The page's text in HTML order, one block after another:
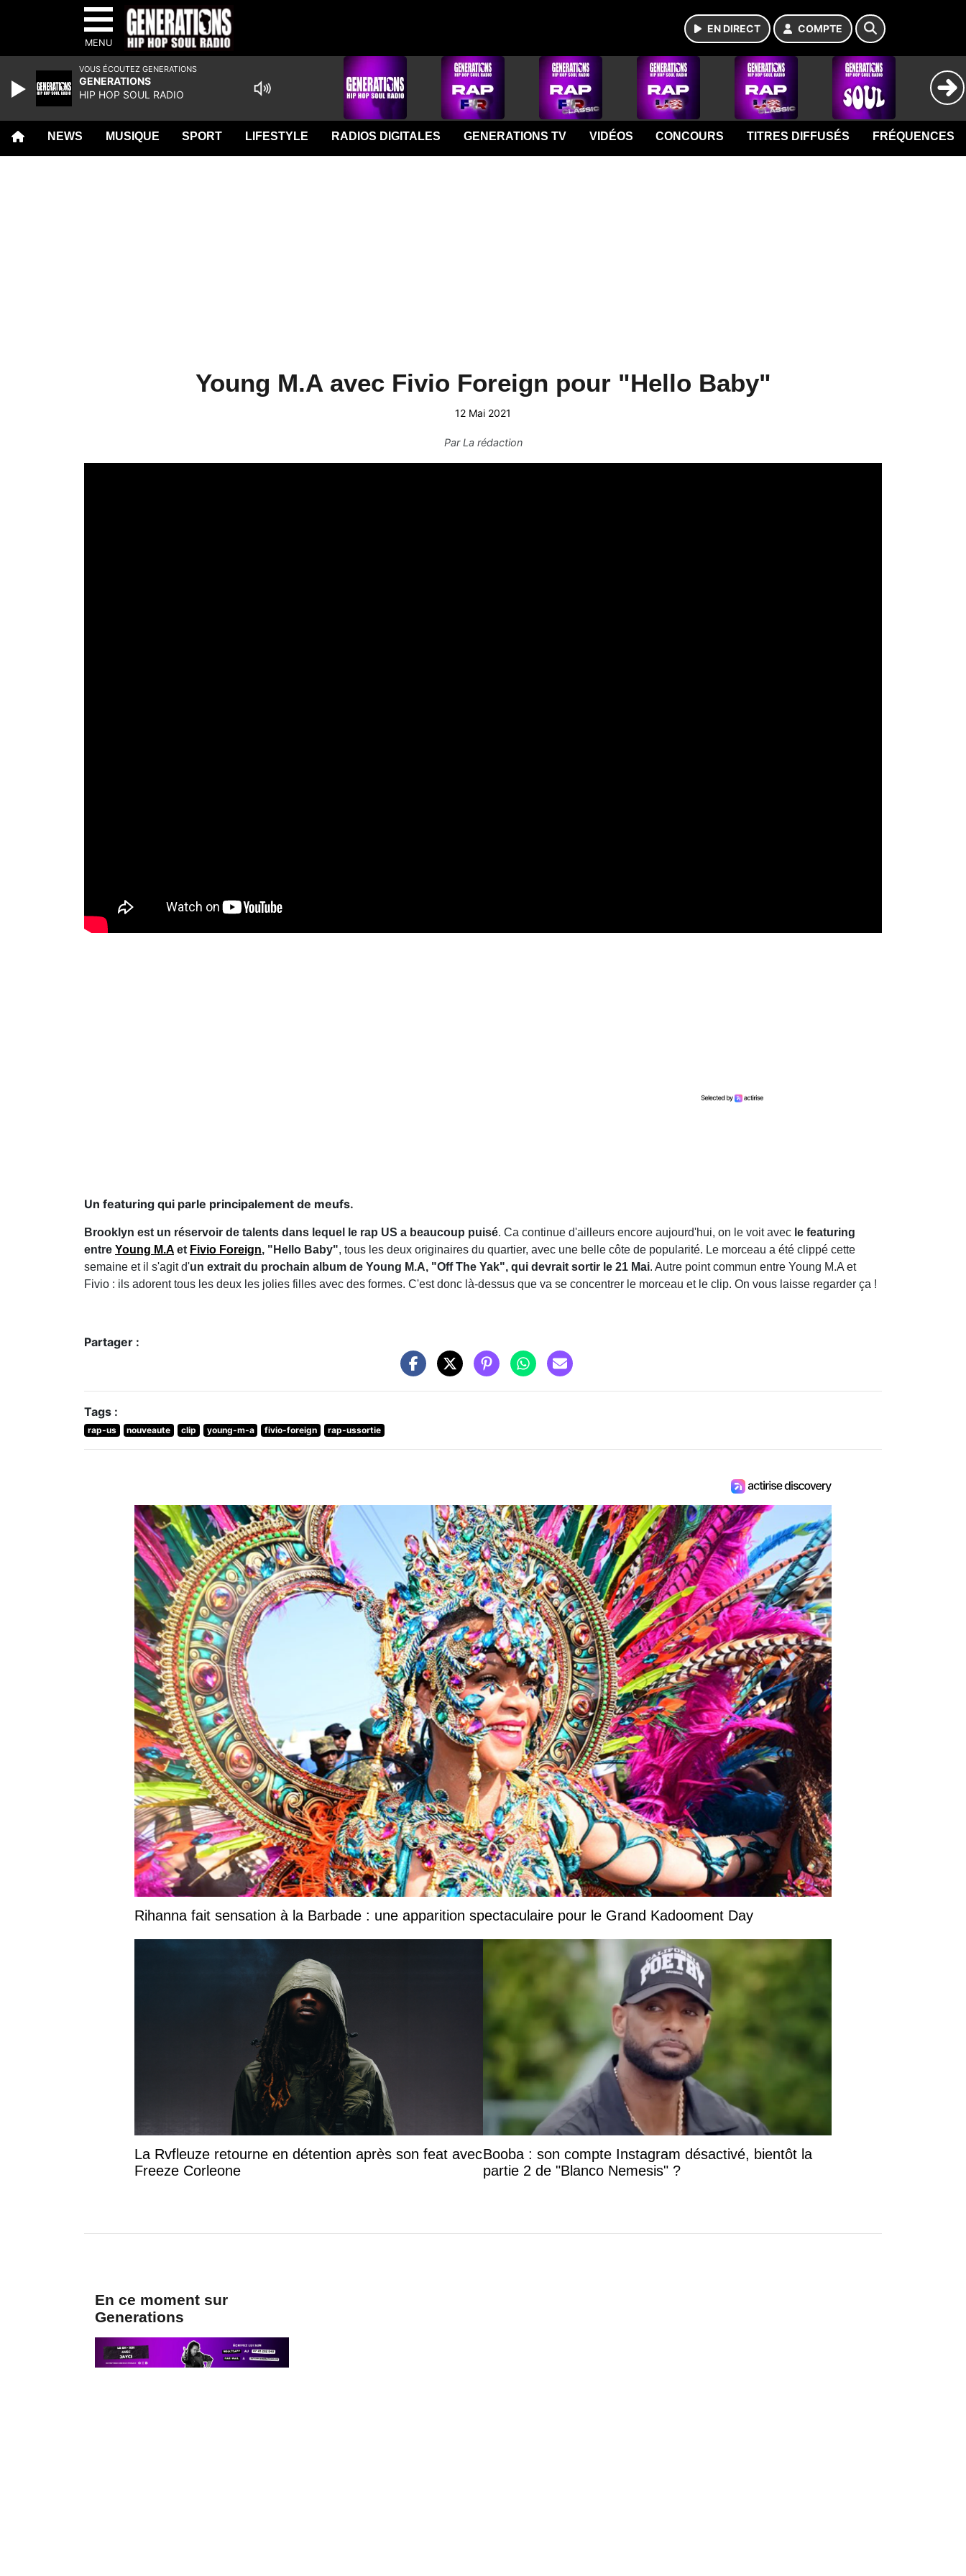
MENU
EN DIRECT COMPTE
NEWS MUSIQUE SPORT LIFESTYLE RADIOS DIGITALES GENERATIONS TV VIDÉOS CONCOURS TITRES DIFFUSÉS FRÉQUENCES
Young M.A avec Fivio Foreign pour "Hello Baby"
12 Mai 2021
ParLa rédaction
Un featuring qui parle principalement de meufs.
Brooklyn est un réservoir de talents dans lequel le rap US a beaucoup puisé. Ca continue d'ailleurs encore aujourd'hui, on le voit avec le featuring
entre Young M.A et Fivio Foreign, "Hello Baby", tous les deux originaires du quartier, avec une belle côte de popularité. Le morceau a été clippé cette
semaine et il s'agit d'un extrait du prochain album de Young M.A, "Off The Yak", qui devrait sortir le 21 Mai. Autre point commun entre Young M.A et
Fivio : ils adorent tous les deux les jolies filles avec des formes. C'est donc là-dessus que va se concentrer le morceau et le clip. On vous laisse regarder ça !
Partager :
Tags :
rap-us nouveaute clip young-m-a fivio-foreign rap-ussortie
Rihanna fait sensation à la Barbade : une apparition spectaculaire pour le Grand Kadooment Day
La Rvfleuze retourne en détention après son feat avec
Freeze Corleone
Booba : son compte Instagram désactivé, bientôt la
partie 2 de "Blanco Nemesis" ?
En ce moment sur
Generations
VOUS ÉCOUTEZ GENERATIONS
GENERATIONS
HIP HOP SOUL RADIO